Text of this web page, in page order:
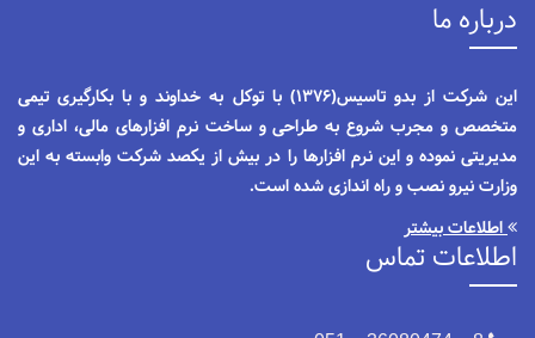
درباره ما
این شرکت از بدو تاسیس(1376) با توکل به خداوند و با بکارگیری تیمی
متخصص و مجرب شروع به طراحی و ساخت نرم افزارهای مالی، اداری و
مدیریتی نموده و این نرم افزارها را در بیش از یکصد شرکت وابسته به این
وزارت نیرو نصب و راه اندازی شده است.
اطلاعات بیشتر
اطلاعات تماس